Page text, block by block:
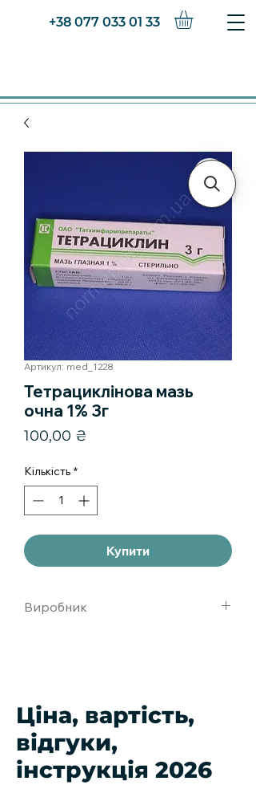
+38 077 033 01 33
Артикул: med_1228
Тетрациклінова мазь
очна 1% 3г
100,00 ₴
Кількість *
Купити
Виробник
Ціна, вартість,
відгуки,
інструкція 2026